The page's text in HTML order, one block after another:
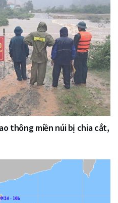
thông miền núi bị chia cắt,